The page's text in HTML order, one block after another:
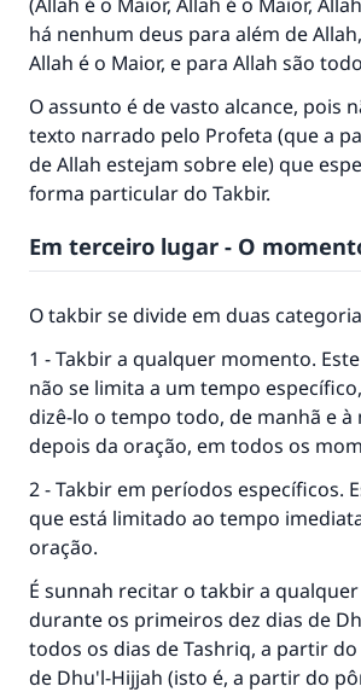
há nenhum deus para além de
Allah é o Maior, e para Allah são
O assunto é de vasto alcance, pois
texto narrado pelo Profeta (que a
de Allah estejam sobre ele) que
forma particular do Takbir.
Em terceiro lugar - O
O takbir se divide em duas
1 - Takbir a qualquer momento.
não se limita a um tempo
dizê-lo o tempo todo, de manhã e à
depois da oração, em todos os
2 - Takbir em períodos específicos.
que está limitado ao tempo
oração.
É sunnah recitar o takbir a
durante os primeiros dez dias de
todos os dias de Tashriq, a partir
de Dhu'l-Hijjah (isto é, a partir do